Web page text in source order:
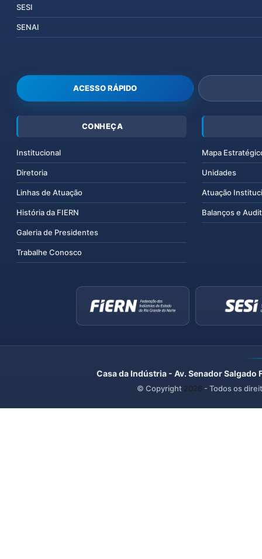
SESI
SENAI
ACESSO RÁPIDO
CONHEÇA
Institucional
Diretoria
Linhas de Atuação
História da FIERN
Galeria de Presidentes
Trabalhe Conosco
Mapa
Unidades
Atuação
Balanços e
Casa da Indústria - Av. Senador
© Copyright 2026 - Todos os